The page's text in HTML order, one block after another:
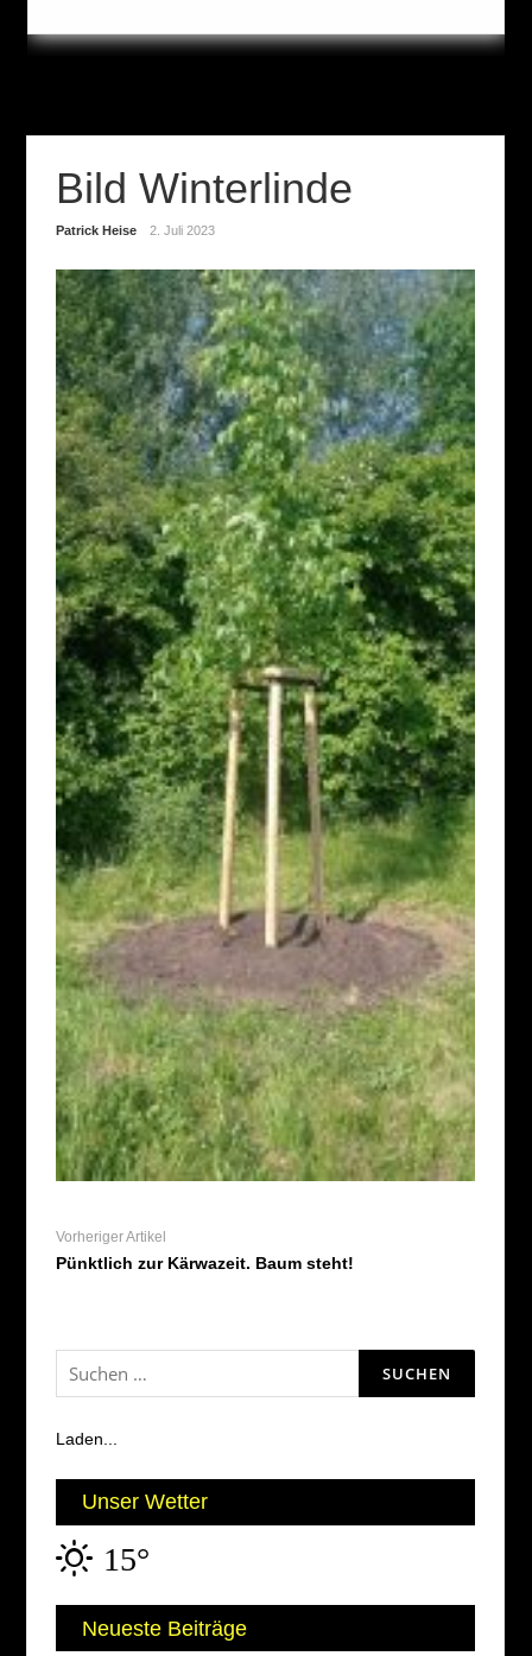
Bild Winterlinde
Patrick Heise 2. Juli 2023
Vorheriger Artikel
Pünktlich zur Kärwazeit. Baum steht!
Suchen
nach:
Laden...
Unser Wetter
15°
Neueste Beiträge